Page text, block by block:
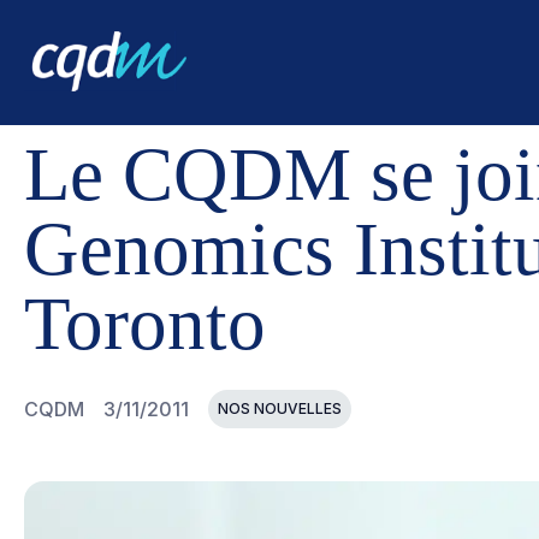
CQDM NOUVELLES ET ÉVÉNEMENTS LE CQDM SE
Le CQDM se
Genomics
Toronto
CQDM 3/11/2011 NOS NOUVELLES